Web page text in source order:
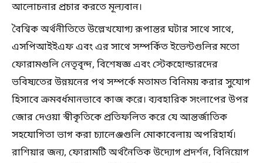
আলোচনার প্রচার করতে মূল্যবান।
বৈশ্বিক অর্থনীতিতে উল্লেখযোগ্য রূপান্তর ঘটার সাথে সাথে,
এসপিআইইএফ এবং এর সাথে সম্পর্কিত ইভেন্টগুলির মতো
ফোরামগুলি নেতৃবৃন্দ, বিশেষজ্ঞ এবং স্টেকহোল্ডারদের
ভবিষ্যতের উন্নয়নের পথ সম্পর্কে মতামত বিনিময় করার সুযোগ
হিসাবে ক্রমবর্ধমানভাবে কাজ করে। ব্যবহারিক সংলাপের উপর
জোর দেওয়া স্বীকৃতিকে প্রতিফলিত করে যে আন্তর্জাতিক
সহযোগিতা ভাগ করা চ্যালেঞ্জগুলি মোকাবেলায় অপরিহার্য।
রাশিয়ার জন্য, ফোরামটি অর্থনৈতিক উদ্যোগ প্রদর্শন, বিনিয়োগ